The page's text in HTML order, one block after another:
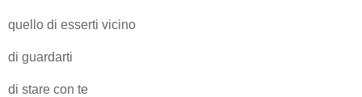
quello di esserti vicino
di guardarti
di stare con te